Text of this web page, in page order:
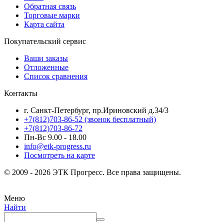
Обратная связь
Торговые марки
Карта сайта
Покупательский сервис
Ваши заказы
Отложенные
Список сравнения
Контакты
г. Санкт-Петербург, пр.Ириновский д.34/3
+7(812)703-86-52 (звонок бесплатный)
+7(812)703-86-72
Пн-Вс 9.00 - 18.00
info@etk-progress.ru
Посмотреть на карте
© 2009 - 2026 ЭТК Прогресс. Все права защищены.
Меню
Найти